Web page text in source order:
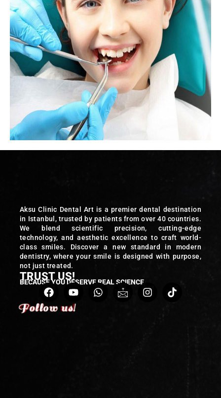
Aksu Clinic Dental Art is a premier dental destination
in Istanbul, trusted by patients from over 40 countries.
We blend scientific precision, cutting-edge
technology, and aesthetic excellence to craft world-
class smiles. Discover a new standard in modern
dentistry, where your smile is designed with purpose,
not just treated.
TRUST US!
BECAUSE YOU DESERVE REAL SCIENCE
Follow us!
Follow us!
Follow us!
Follow us!
Follow us!
Follow us!
Follow us!
Follow us!